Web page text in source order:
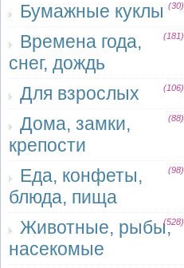
Бумажные куклы (30)
Времена года,
снег, дождь
(181)
Для взрослых (106)
Дома, замки,
крепости
(88)
Еда, конфеты,
блюда, пища
(98)
Животные, рыбы,
насекомые
(528)